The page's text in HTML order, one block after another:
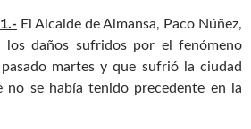
El Alcalde de Almansa, Paco Núñez,
los daños sufridos por el fenómeno
martes y que sufrió la ciudad
no se había tenido precedente en la